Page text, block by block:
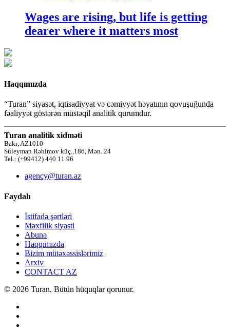
Wages are rising, but life is getting
dearer where it matters most
Haqqımızda
“Turan” siyasət, iqtisadiyyat və cəmiyyət həyatının qovuşuğunda
fəaliyyət göstərən müstəqil analitik qurumdur.
Turan analitik xidməti
Bakı, AZ1010
Süleyman Rəhimov küç.,186, Mən. 24
Tel.: (+99412) 440 11 96
agency@turan.az
Faydalı
İstifadə şərtləri
Məxfilik siyasti
Abunə
Haqqımızda
Bizim mütəxəssislərimiz
Arxiv
CONTACT AZ
© 2026 Turan. Bütün hüquqlar qorunur.